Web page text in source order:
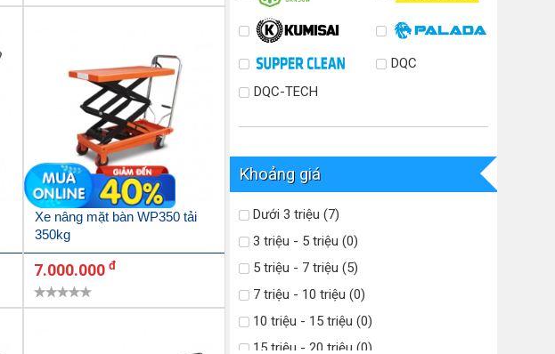
Xe nâng mặt bàn WP350 tải
350kg
7.000.000đ
DQC
DQC-TECH
Khoảng giá
Dưới 3 triệu (7)
3 triệu - 5 triệu (0)
5 triệu - 7 triệu (5)
7 triệu - 10 triệu (0)
10 triệu - 15 triệu (0)
15 triệu - 20 triệu (0)